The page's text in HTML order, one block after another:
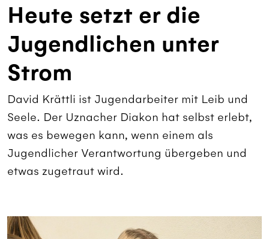
Heute setzt er die
Jugendlichen unter
Strom
David Krättli ist Jugendarbeiter mit Leib und
Seele. Der Uznacher Diakon hat selbst erlebt,
was es bewegen kann, wenn einem als
Jugendlicher Verantwortung übergeben und
etwas zugetraut wird.